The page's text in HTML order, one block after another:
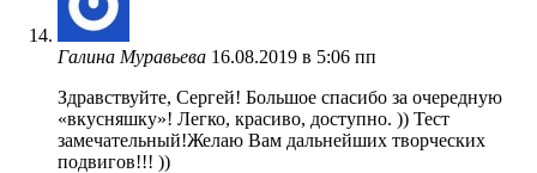
Галина Муравьева 16.08.2019 в 5:06 пп
Здравствуйте, Сергей! Большое спасибо за очередную
«вкусняшку»! Легко, красиво, доступно. )) Тест
замечательный!Желаю Вам дальнейших творческих
подвигов!!! ))